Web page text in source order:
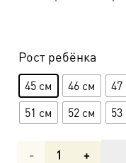
Рост ребёнка
45 см 46 см 47
51 см
52 см 53
Количество